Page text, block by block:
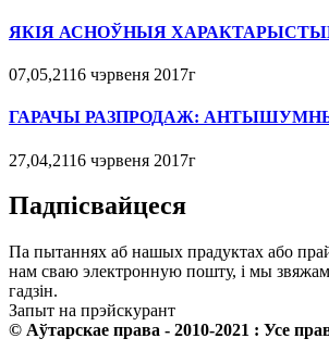
ЯКІЯ АСНОЎНЫЯ
07,05,2116 чэрвеня 2017г
ГАРАЧЫ РАЗПРОДАЖ:
27,04,2116 чэрвеня 2017г
Падпісвайцеся
Па пытаннях аб нашых прадуктах або
нам сваю электронную пошту, і мы
гадзін.
Запыт на прэйскурант
© Аўтарскае права - 2010-2021 : Усе